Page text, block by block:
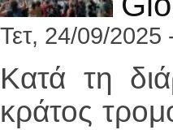
Τετ, 24/09/2025
Κατά τη
κράτος